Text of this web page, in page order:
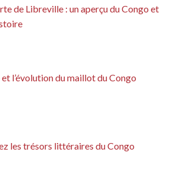
de Libreville : un aperçu du Congo et
et l’évolution du maillot du Congo
les trésors littéraires du Congo